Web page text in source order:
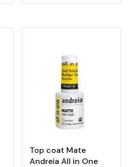
Top coat Mate
Andreia All in One